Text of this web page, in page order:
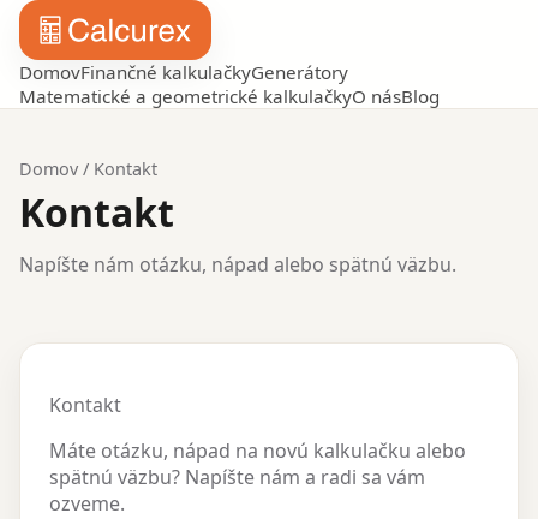
DomovFinančné kalkulačkyGenerátory
Matematické a geometrické kalkulačkyO násBlog
Domov / Kontakt
Kontakt
Napíšte nám otázku, nápad alebo spätnú väzbu.
Kontakt
Máte otázku, nápad na novú kalkulačku alebo
spätnú väzbu? Napíšte nám a radi sa vám
ozveme.